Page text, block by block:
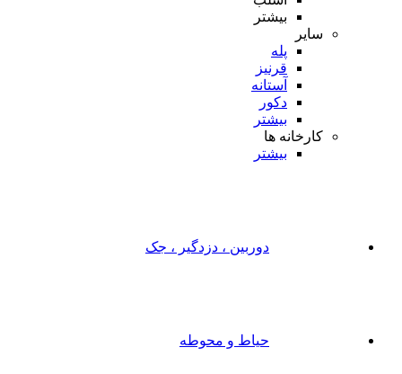
بیشتر
سایر
پله
قرنیز
آستانه
دکور
بیشتر
کارخانه ها
بیشتر
دوربین ، دزدگیر ، جک
حیاط و محوطه